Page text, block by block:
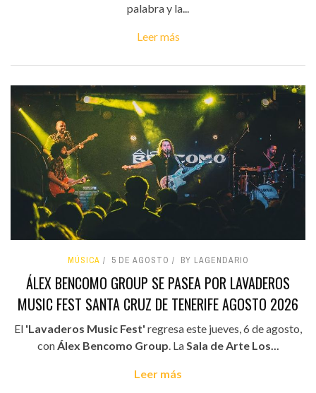
palabra y la...
Leer más
MÚSICA 5 DE AGOSTO BY LAGENDARIO
ÁLEX BENCOMO GROUP SE PASEA POR LAVADEROS
MUSIC FEST SANTA CRUZ DE TENERIFE AGOSTO 2026
El 'Lavaderos Music Fest' regresa este jueves, 6 de agosto,
conÁlex Bencomo Group. LaSala de Arte Los...
Leer más